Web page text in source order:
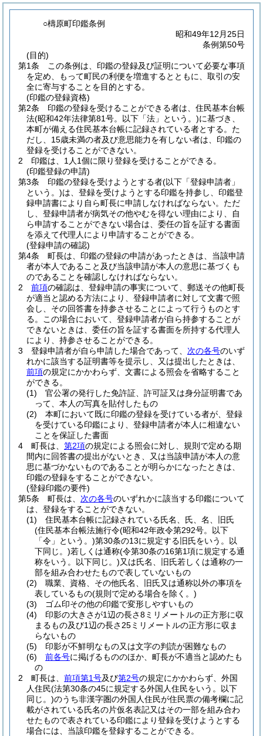
○檮原町印鑑条例
昭和49年12月25日
条例第50号
(目的)
第1条
この条例は、印鑑の登録及び証明について必要な事項
を定め、もって町民の利便を増進するとともに、取引の安
全に寄与することを目的とする。
(印鑑の登録資格)
第2条
印鑑の登録を受けることができる者は、住民基本台帳
法(昭和42年法律第81号。以下「法」という。)に基づき、
本町が備える住民基本台帳に記録されている者とする。 た
だし、15歳未満の者及び意思能力を有しない者は、印鑑の
登録を受けることができない。
2
印鑑は、1人1個に限り登録を受けることができる。
(印鑑登録の申請)
第3条
印鑑の登録を受けようとする者(以下「登録申請者」
という。)は、登録を受けようとする印鑑を持参し、印鑑登
録申請書により自ら町長に申請しなければならない。 ただ
し、登録申請者が病気その他やむを得ない理由により、自
ら申請することができない場合は、委任の旨を証する書面
を添えて代理人により申請することができる。
(登録申請の確認)
第4条
町長は、印鑑の登録の申請があったときは、当該申請
者が本人であること及び当該申請が本人の意思に基づくも
のであることを確認しなければならない。
2
前項の確認は、登録申請の事実について、郵送その他町長
が適当と認める方法により、登録申請者に対して文書で照
会し、その回答書を持参させることによって行うものとす
る。
この場合において、登録申請者が自ら持参することが
できないときは、委任の旨を証する書面を所持する代理人
により、持参させることができる。
3
登録申請者が自ら申請した場合であって、 次の各号のいず
れかに該当する証明書等を提示し、又は提出したときは、
前項の規定にかかわらず、文書による照会を省略すること
ができる。
(1)
官公署の発行した免許証、許可証又は身分証明書であ
って、本人の写真を貼付したもの
(2)
本町において既に印鑑の登録を受けている者が、登録
を受けている印鑑により、登録申請者が本人に相違ない
ことを保証した書面
4
町長は、 第2項の規定による照会に対し、規則で定める期
間内に回答書の提出がないとき、又は当該申請が本人の意
思に基づかないものであることが明らかになったときは、
印鑑の登録をすることができない。
(登録印鑑の要件)
第5条
町長は、 次の各号のいずれかに該当する印鑑について
は、登録をすることができない。
(1)
住民基本台帳に記録されている氏名、氏、名、旧氏
(住民基本台帳法施行令(昭和42年政令第292号。以下
「令」という。)第30条の13に規定する旧氏をいう。以
下同じ。)若しくは通称(令第30条の16第1項に規定する通
称をいう。以下同じ。)又は氏名、旧氏若しくは通称の一
部を組み合わせたもので表していないもの
(2)
職業、資格、その他氏名、旧氏又は通称以外の事項を
表しているもの(規則で定める場合を除く。)
(3)
ゴム印その他の印鑑で変形しやすいもの
(4)
印影の大きさが1辺の長さ8ミリメートルの正方形に収
まるもの及び1辺の長さ25ミリメートルの正方形に収ま
らないもの
(5)
印影が不鮮明なもの又は文字の判読が困難なもの
(6)
前各号に掲げるもののほか、町長が不適当と認めたも
の
2
町長は、 前項第1号及び第2号の規定にかかわらず、外国
人住民(法第30条の45に規定する外国人住民をいう。以下
同じ。)のうち非漢字圏の外国人住民が住民票の備考欄に記
載がされている氏名の片仮名表記又はその一部を組み合わ
せたもので表されている印鑑により登録を受けようとする
場合には、当該印鑑を登録することができる。